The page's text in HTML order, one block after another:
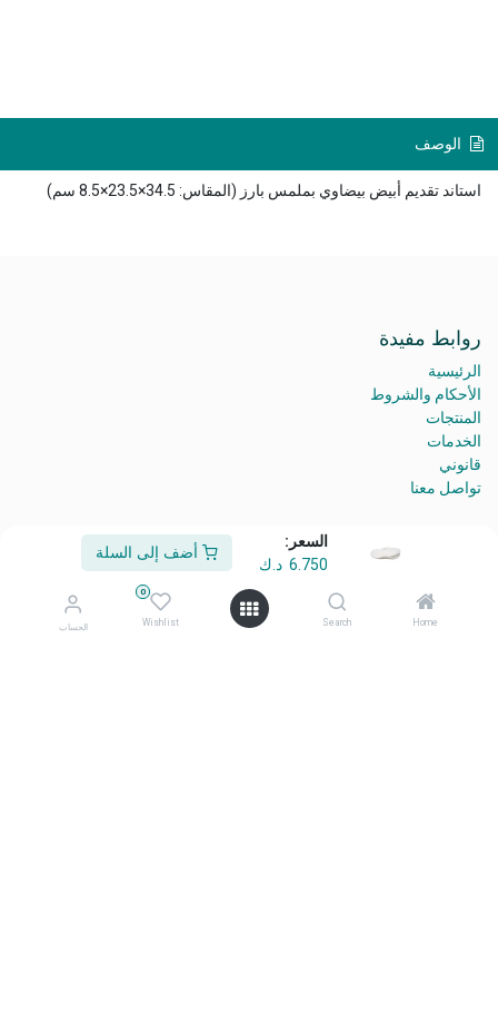
السعر:
6.750 د.ك
أضف إلى السلة
Home
Search
0
Wishlist الحساب
الوصف
استاند تقديم أبيض بيضاوي بملمس بارز (المقاس: 34.5×23.5×8.5 سم)
روابط مفيدة
الرئيسية
الأحكام والشروط
المنتجات
الخدمات
قانوني
تواصل معنا
أهلًا وسهلًا بكم في شركة معرض أفكاري